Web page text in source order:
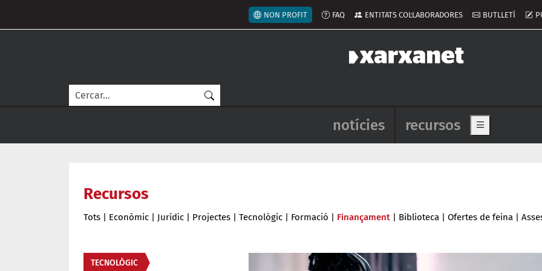
Menú del compte d'usuari
NON PROFIT FAQ ENTITATS COL·LABORADORES BUTLLETÍ
Cerca
Navegació principal de
notícies recursos Show main
Recursos
Tots | Econòmic | Jurídic | Projectes | Tecnològic | Formació | Finançament | Biblioteca | Ofertes de feina |
Àmbit
TECNOLÒGIC